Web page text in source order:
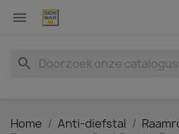

search
Home Anti-diefstal